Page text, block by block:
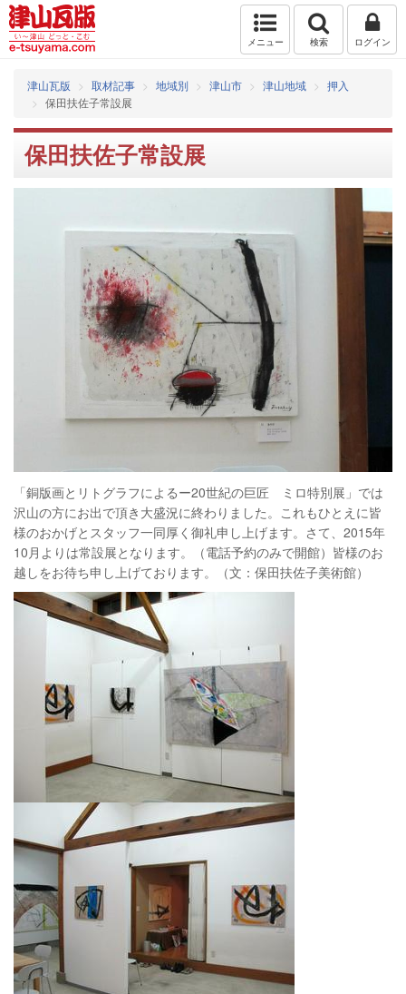
メニュー 検索 ログイン
津山瓦版 取材記事 地域別 津山市 津山地域
押入
保田扶佐子常設展
保田扶佐子常設展
「銅版画とリトグラフによるー20世紀の巨匠 ミロ特別展」では
沢山の方にお出で頂き大盛況に終わりました。これもひとえに皆
様のおかげとスタッフ一同厚く御礼申し上げます。さて、2015年
10月よりは常設展となります。（電話予約のみで開館）皆様のお
越しをお待ち申し上げております。（文：保田扶佐子美術館）